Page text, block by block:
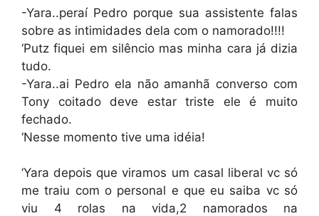
-Yara..peraí Pedro porque sua assistente falas
sobre as intimidades dela com o namorado!!!!
‘Putz fiquei em silêncio mas minha cara já dizia
tudo.
-Yara..ai Pedro ela não amanhã converso com
Tony coitado deve estar triste ele é muito
fechado.
‘Nesse momento tive uma idéia!
‘Yara depois que viramos um casal liberal vc só
me traiu com o personal e que eu saiba vc só
viu 4 rolas na vida,2 namorados na